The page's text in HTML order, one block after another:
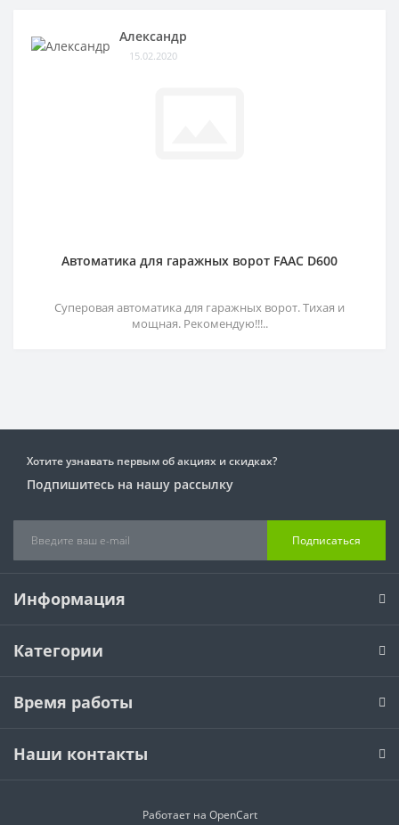
Александр
15.02.2020
Автоматика для гаражных ворот FAAC D600
Суперовая автоматика для гаражных ворот. Тихая и
мощная. Рекомендую!!!..
Хотите узнавать первым об акциях и скидках?
Подпишитесь на нашу рассылку
Подписаться
Информация
Категории
Время работы
Наши контакты
Работает на OpenCart